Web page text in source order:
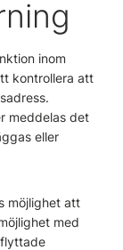
inom
kontrollera att
meddelas det
eller
möjlighet att
med